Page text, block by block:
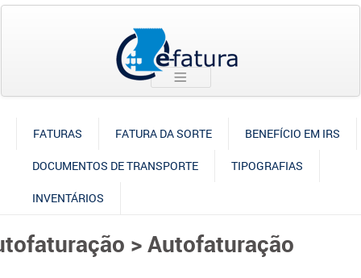
FATURAS FATURA DA SORTE BENEFÍCIO EM IRS
DOCUMENTOS DE TRANSPORTE TIPOGRAFIAS
INVENTÁRIOS
> Autofaturação